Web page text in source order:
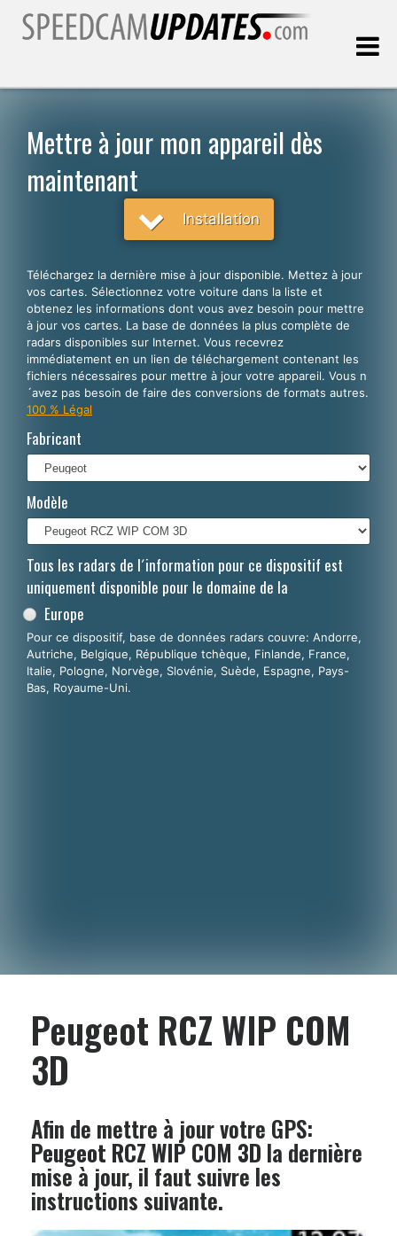
CHOISISSEZ VOTRE LANGUE
English
Español
Português
Deutsch
Italiano
Polski
Nederlands
Dansk
Mettre à jour mon appareil dès
maintenant
Installation
Téléchargez la dernière mise à jour disponible. Mettez à jour
vos cartes. Sélectionnez votre voiture dans la liste et
obtenez les informations dont vous avez besoin pour mettre
à jour vos cartes. La base de données la plus complète de
radars disponibles sur Internet. Vous recevrez
immédiatement en un lien de téléchargement contenant les
fichiers nécessaires pour mettre à jour votre appareil. Vous n
´avez pas besoin de faire des conversions de formats autres.
100 % Légal
Fabricant
Modèle
Tous les radars de l´information pour ce dispositif est
uniquement disponible pour le domaine de la
Europe
Pour ce dispositif, base de données radars couvre: Andorre,
Autriche, Belgique, République tchèque, Finlande, France,
Italie, Pologne, Norvège, Slovénie, Suède, Espagne, Pays-
Bas, Royaume-Uni.
Peugeot RCZ WIP COM
3D
Afin de mettre à jour votre GPS:
Peugeot RCZ WIP COM 3D la dernière
mise à jour, il faut suivre les
instructions suivante.